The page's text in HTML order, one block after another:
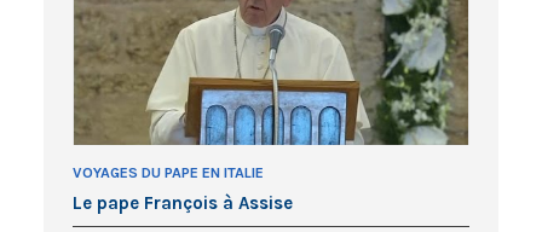
VOYAGES DU PAPE EN ITALIE
Le pape François à Assise